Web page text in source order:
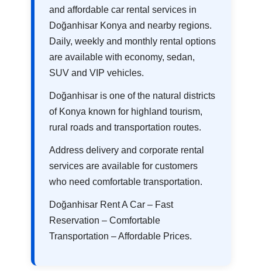
and affordable car rental services in
Doğanhisar Konya and nearby regions.
Daily, weekly and monthly rental options
are available with economy, sedan,
SUV and VIP vehicles.
Doğanhisar is one of the natural districts
of Konya known for highland tourism,
rural roads and transportation routes.
Address delivery and corporate rental
services are available for customers
who need comfortable transportation.
Doğanhisar Rent A Car – Fast
Reservation – Comfortable
Transportation – Affordable Prices.